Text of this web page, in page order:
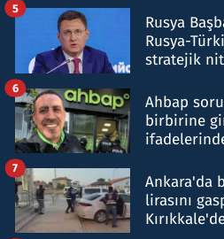
Rusya
Rusya-
stratejik
5
Ahbap
birbirine
6
Ankara'da
lirasını
7